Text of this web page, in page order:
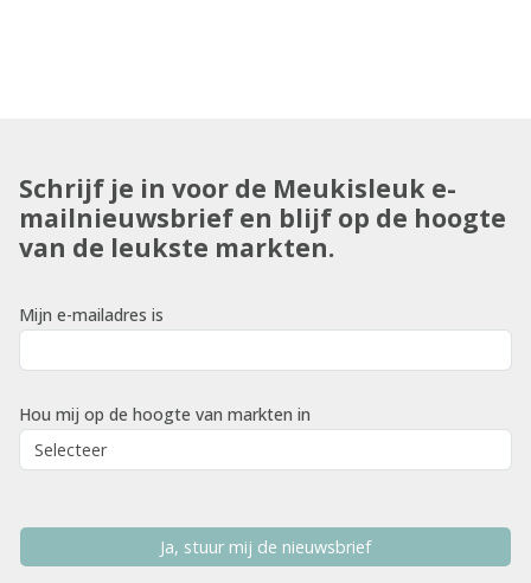
Schrijf je in voor de Meukisleuk e-
mailnieuwsbrief en blijf op de hoogte
van de leukste markten.
Mijn e-mailadres is
Hou mij op de hoogte van markten in
Ja, stuur mij de nieuwsbrief